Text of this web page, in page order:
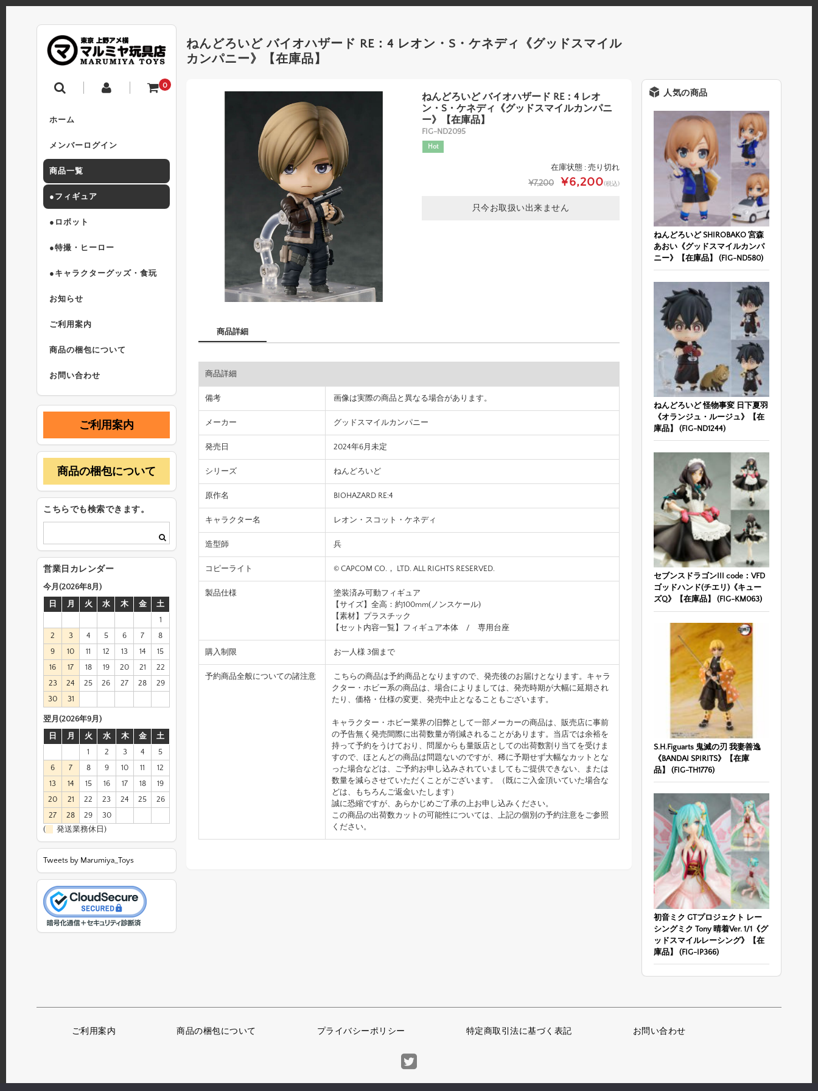
0
ホーム
メンバーログイン
商品一覧
●フィギュア
●ロボット
●特撮・ヒーロー
●キャラクターグッズ・食玩
お知らせ
ご利用案内
商品の梱包について
お問い合わせ
ねんどろいど バイオハザード RE：4 レオン・S・ケネディ《グッドスマイル
カンパニー》【在庫品】
ねんどろいど バイオハザード RE：4 レオ
ン・S・ケネディ《グッドスマイルカンパニ
ー》【在庫品】
FIG-ND2095
Hot
在庫状態 : 売り切れ
¥7,200 ¥6,200(税込)
只今お取扱い出来ません
商品詳細
商品詳細
備考 画像は実際の商品と異なる場合があります。
メーカー グッドスマイルカンパニー
発売日 2024年6月未定
シリーズ ねんどろいど
原作名 BIOHAZARD RE:4
キャラクター名 レオン・スコット・ケネディ
造型師 兵
コピーライト © CAPCOM CO.， LTD. ALL RIGHTS RESERVED.
製品仕様
塗装済み可動フィギュア
【サイズ】全高：約100mm(ノンスケール)
【素材】プラスチック
【セット内容一覧】フィギュア本体 / 専用台座
購入制限 お一人様 3個まで
予約商品全般についての諸注意
こちらの商品は予約商品となりますので、発売後のお届けとなります。キャラ
クター・ホビー系の商品は、場合によりましては、発売時期が大幅に延期され
たり、価格・仕様の変更、発売中止となることもございます。
キャラクター・ホビー業界の旧弊として一部メーカーの商品は、販売店に事前
の予告無く発売間際に出荷数量が削減されることがあります。当店では余裕を
持って予約をうけており、問屋からも量販店としての出荷数割り当てを受けま
すので、ほとんどの商品は問題ないのですが、稀に予期せず大幅なカットとな
った場合などは、ご予約お申し込みされていましてもご提供できない、または
数量を減らさせていただくことがございます。（既にご入金頂いていた場合な
どは、もちろんご返金いたします）
誠に恐縮ですが、あらかじめご了承の上お申し込みください。
この商品の出荷数カットの可能性については、上記の個別の予約注意をご参照
ください。
人気の商品
ねんどろいど SHIROBAKO 宮森
あおい《グッドスマイルカンパ
ニー》【在庫品】 (FIG-ND580)
ねんどろいど 怪物事変 日下夏羽
《オランジュ・ルージュ》【在
庫品】 (FIG-ND1244)
セブンスドラゴンIII code：VFD
ゴッドハンド(チエリ)《キュー
ズQ》【在庫品】 (FIG-KM063)
S.H.Figuarts 鬼滅の刃 我妻善逸
《BANDAI SPIRITS》【在庫
品】 (FIG-TH1776)
初音ミク GTプロジェクト レー
シングミク Tony 晴着Ver. 1/1《グ
ッドスマイルレーシング》【在
庫品】 (FIG-IP366)
ご利用案内
商品の梱包について
こちらでも検索できます。
営業日カレンダー
今月(2026年8月)
日
月 火 水 木 金
土
1
2
3 4 5 6 7
8
9
10 11 12 13 14
15
16
17 18 19 20 21
22
23
24 25 26 27 28
29
30
31
翌月(2026年9月)
日
月 火 水 木 金
土
1
2 3 4
5
6
7 8 9 10 11
12
13
14 15 16 17 18
19
20
21 22 23 24 25
26
27
28 29
30
(
発送業務休日)
Tweets by Marumiya_Toys
ご利用案内 商品の梱包について プライバシーポリシー 特定商取引法に基づく表記 お問い合わせ